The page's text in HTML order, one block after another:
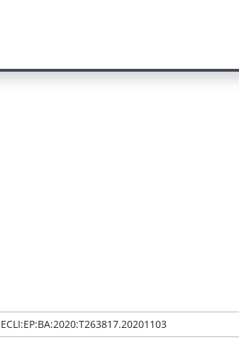
ECLI:EP:BA:2020:T263817.20201103